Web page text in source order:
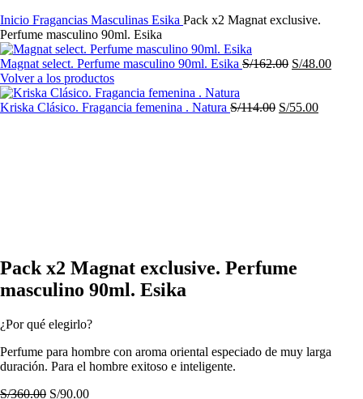
Inicio Fragancias Masculinas Esika Pack x2 Magnat exclusive.
Perfume masculino 90ml. Esika
Magnat select. Perfume masculino 90ml. Esika S/162.00 El
era:
S/48.00El
Volver a los productos
Kriska Clásico. Fragancia femenina . Natura S/114.00 El
S/55.00El
Pack x2 Magnat exclusive. Perfume
masculino 90ml. Esika
¿Por qué elegirlo?
Perfume para hombre con aroma oriental especiado de muy larga
duración. Para el hombre exitoso e inteligente.
S/360.00 El
S/90.00El